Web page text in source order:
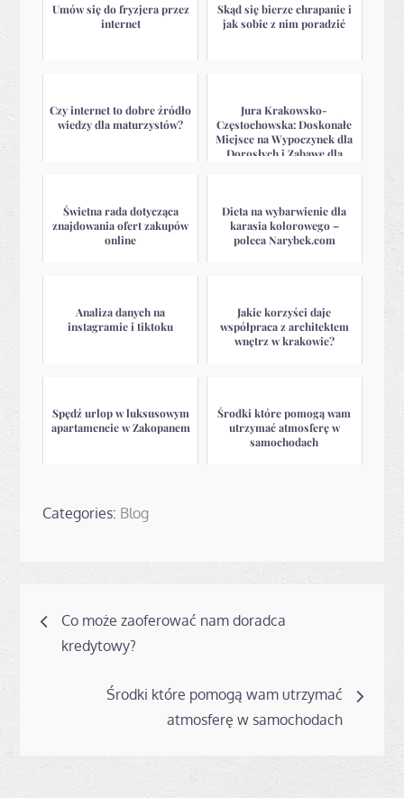
Umów się do fryzjera przez
internet
Skąd się bierze chrapanie i
jak sobie z nim poradzić
Czy internet to dobre źródło
wiedzy dla maturzystów?
Jura Krakowsko-
Częstochowska: Doskonałe
Miejsce na Wypoczynek dla
Dorosłych i Zabawę dla
Świetna rada dotycząca
znajdowania ofert zakupów
online
Dieta na wybarwienie dla
karasia kolorowego –
poleca Narybek.com
Analiza danych na
instagramie i tiktoku
Jakie korzyści daje
współpraca z architektem
wnętrz w krakowie?
Spędź urlop w luksusowym
apartamencie w Zakopanem
Środki które pomogą wam
utrzymać atmosferę w
samochodach
Categories: Blog
Nawigacja
wpisu
Co może zaoferować nam doradca
kredytowy?
Środki które pomogą wam utrzymać
atmosferę w samochodach